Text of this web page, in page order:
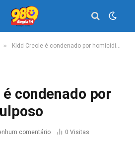
» Kidd Creole é condenado por homicídio culposo
condenado por
comentário 0 Visitas